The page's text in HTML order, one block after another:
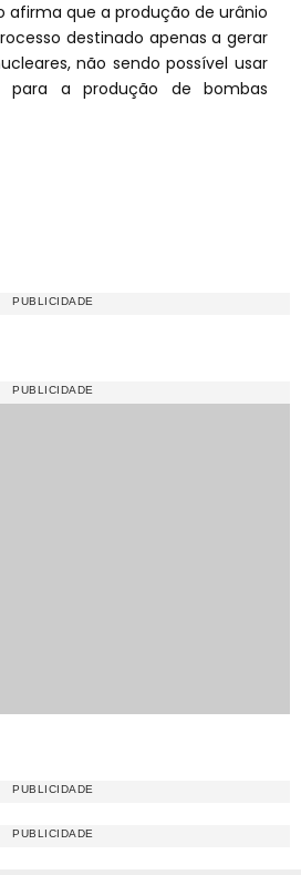
afirma que a produção de urânio
destinado apenas a gerar
não sendo possível usar
para a produção de bombas